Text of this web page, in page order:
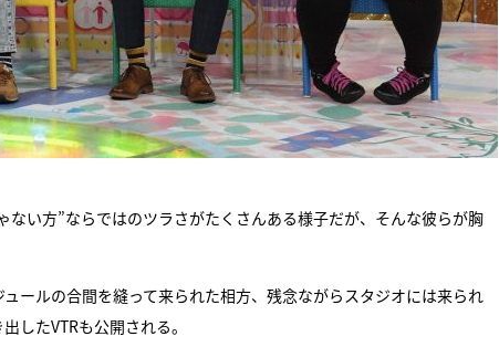
い方”ならではのツラさがたくさんある様子だが、そんな彼らが胸
ールの合間を縫って来られた相方、残念ながらスタジオには来られ
したVTRも公開される。